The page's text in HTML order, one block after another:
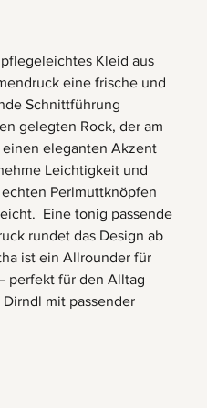
Kleid aus
eine frische und
Schnittführung
gelegten Rock, der am
eleganten Akzent
Leichtigkeit und
Perlmuttknöpfen
Eine tonig passende
rundet das Design ab
ist ein Allrounder für
perfekt für den Alltag
mit passender